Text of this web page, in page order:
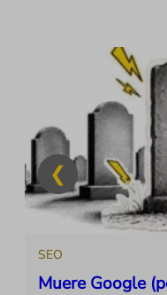
SEO
Muere Google